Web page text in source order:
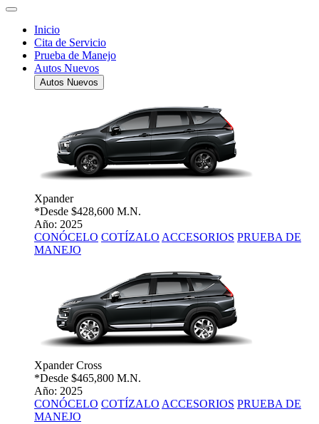
Inicio
Cita de Servicio
Prueba de Manejo
Autos Nuevos
Autos Nuevos
Xpander
*Desde $428,600 M.N.
Año: 2025
CONÓCELO COTÍZALO ACCESORIOS PRUEBA DE
MANEJO
Xpander Cross
*Desde $465,800 M.N.
Año: 2025
CONÓCELO COTÍZALO ACCESORIOS PRUEBA DE
MANEJO